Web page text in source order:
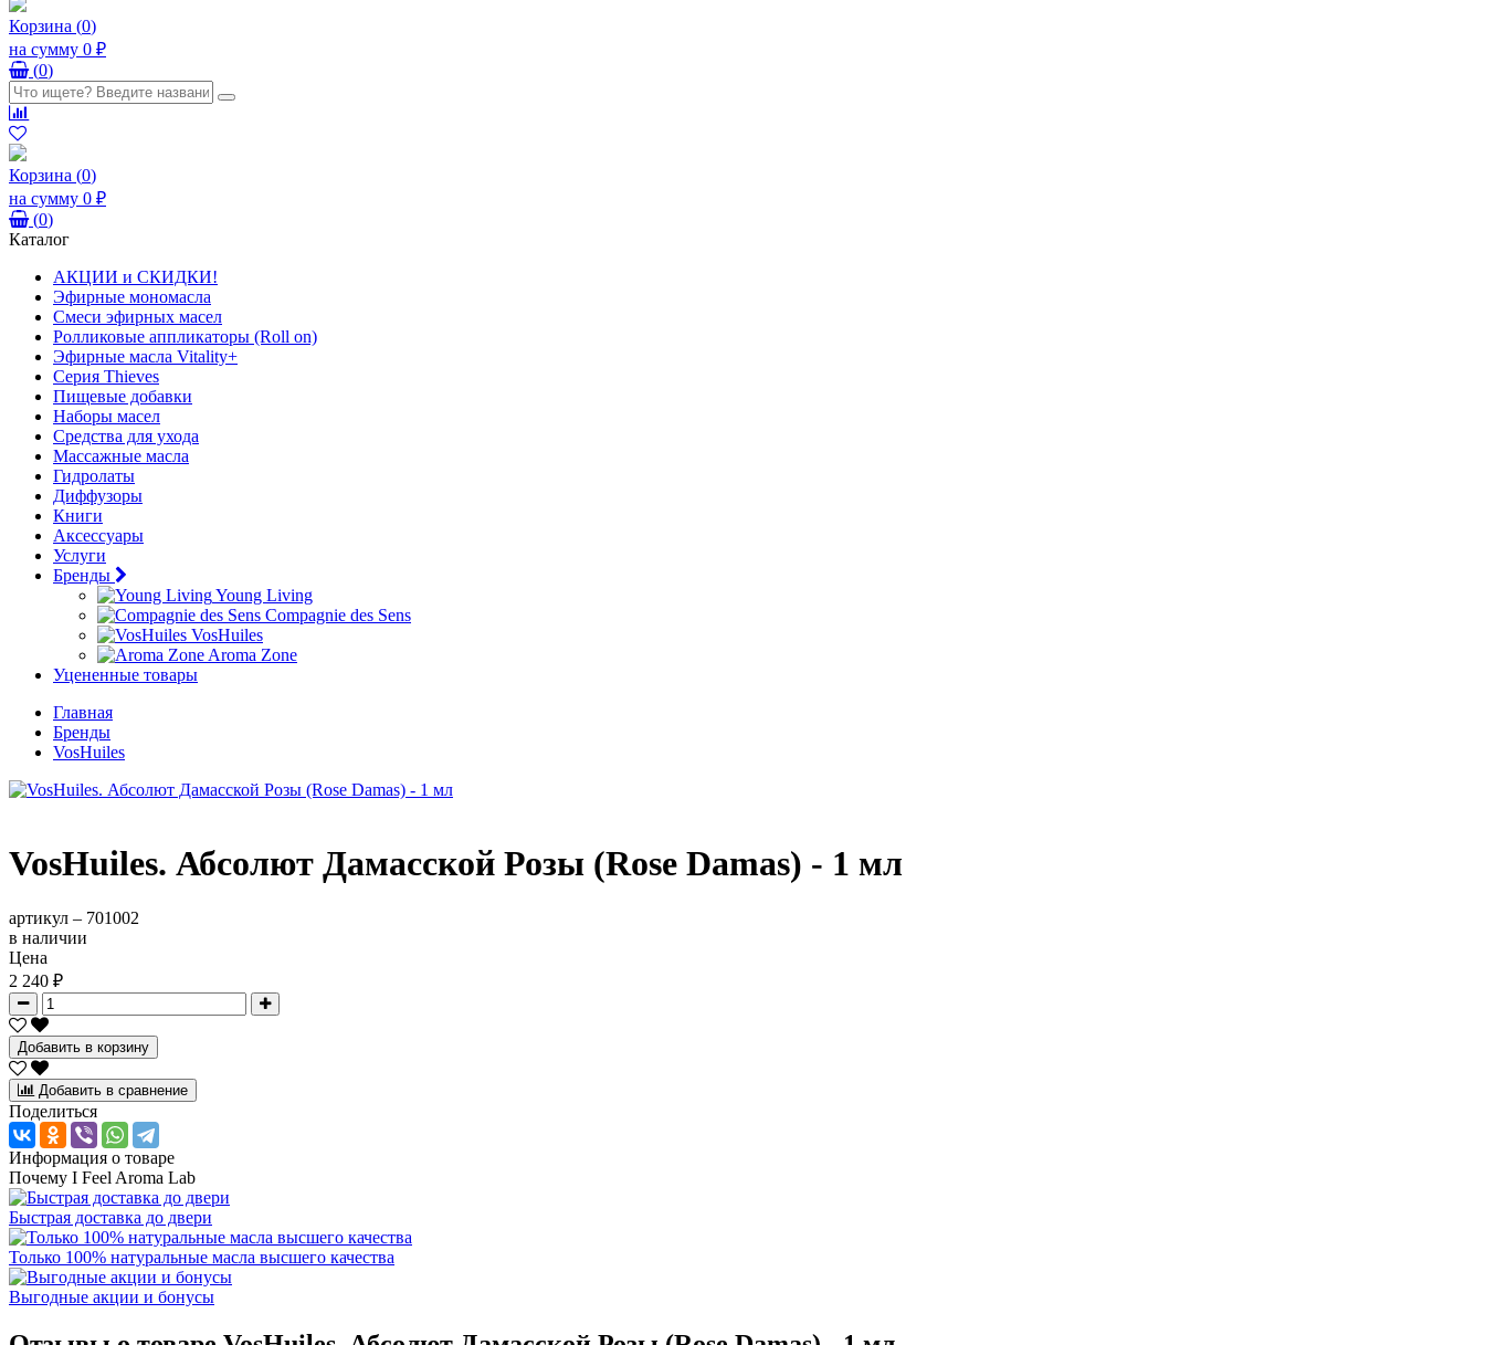
Корзина (0)
на сумму 0 ₽
(0)
Корзина (0)
на сумму 0 ₽
(0)
Каталог
АКЦИИ и СКИДКИ!
Эфирные мономасла
Смеси эфирных масел
Ролликовые аппликаторы (Roll on)
Эфирные масла Vitality+
Серия Thieves
Пищевые добавки
Наборы масел
Средства для ухода
Массажные масла
Гидролаты
Диффузоры
Книги
Аксессуары
Услуги
Бренды
Young Living
Compagnie des Sens
VosHuiles
Aroma Zone
Уцененные товары
Главная
Бренды
VosHuiles
VosHuiles. Абсолют Дамасской Розы (Rose Damas) - 1 мл
артикул – 701002
в наличии
Цена
2 240 ₽
Добавить в корзину
Добавить в сравнение
Поделиться
Информация о товаре
Почему I Feel Aroma Lab
Быстрая доставка до двери
Только 100% натуральные масла высшего качества
Выгодные акции и бонусы